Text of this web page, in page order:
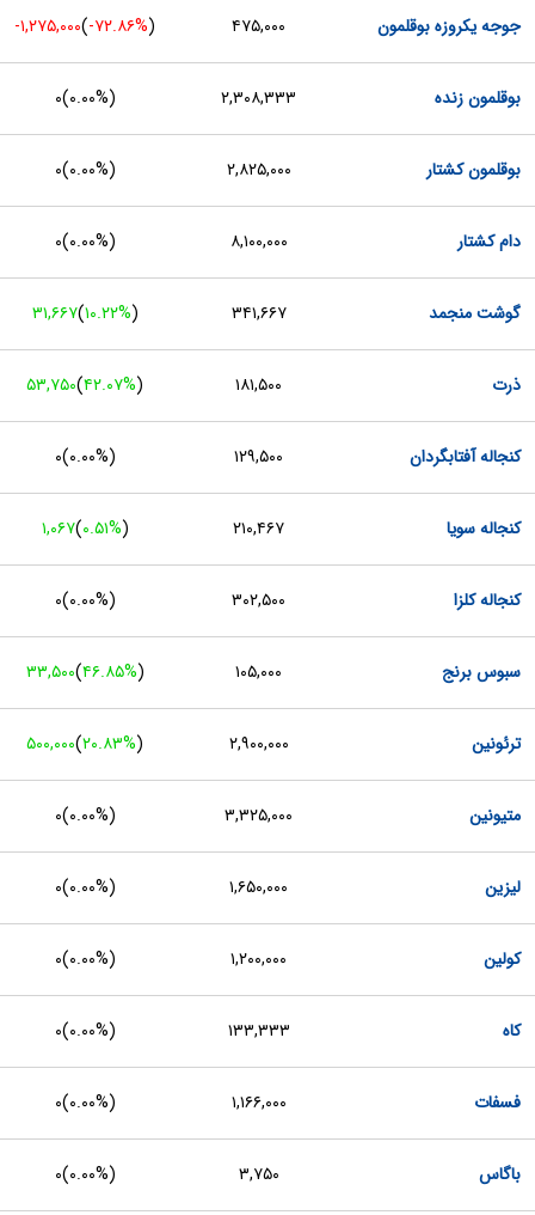
جوجه یکروزه بوقلمون ۴۷۵,۰۰۰ (‎-۷۲.۸۶%‏)-۱,۲۷۵,۰۰۰
بوقلمون زنده ۲,۳۰۸,۳۳۳ (۰.۰۰%)۰
بوقلمون کشتار ۲,۸۲۵,۰۰۰ (۰.۰۰%)۰
دام کشتار ۸,۱۰۰,۰۰۰ (۰.۰۰%)۰
گوشت منجمد ۳۴۱,۶۶۷ (‎۱۰.۲۲%‏)۳۱,۶۶۷
ذرت ۱۸۱,۵۰۰ (‎۴۲.۰۷%‏)۵۳,۷۵۰
کنجاله آفتابگردان ۱۲۹,۵۰۰ (۰.۰۰%)۰
کنجاله سویا ۲۱۰,۴۶۷ (‎۰.۵۱%‏)۱,۰۶۷
کنجاله کلزا ۳۰۲,۵۰۰ (۰.۰۰%)۰
سبوس برنج ۱۰۵,۰۰۰ (‎۴۶.۸۵%‏)۳۳,۵۰۰
ترئونین ۲,۹۰۰,۰۰۰ (‎۲۰.۸۳%‏)۵۰۰,۰۰۰
متیونین ۳,۳۲۵,۰۰۰ (۰.۰۰%)۰
لیزین ۱,۶۵۰,۰۰۰ (۰.۰۰%)۰
کولین ۱,۲۰۰,۰۰۰ (۰.۰۰%)۰
کاه ۱۳۳,۳۳۳ (۰.۰۰%)۰
فسفات ۱,۱۶۶,۰۰۰ (۰.۰۰%)۰
باگاس ۳,۷۵۰ (۰.۰۰%)۰